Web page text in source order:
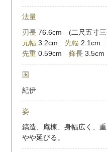
法量
刃長 76.6cm (二尺五寸
元幅 3.2cm 先幅 2.1cm
先重 0.59cm鋒長
国
紀伊
姿
鎬造、庵棟、身幅広く、
やや延びる。